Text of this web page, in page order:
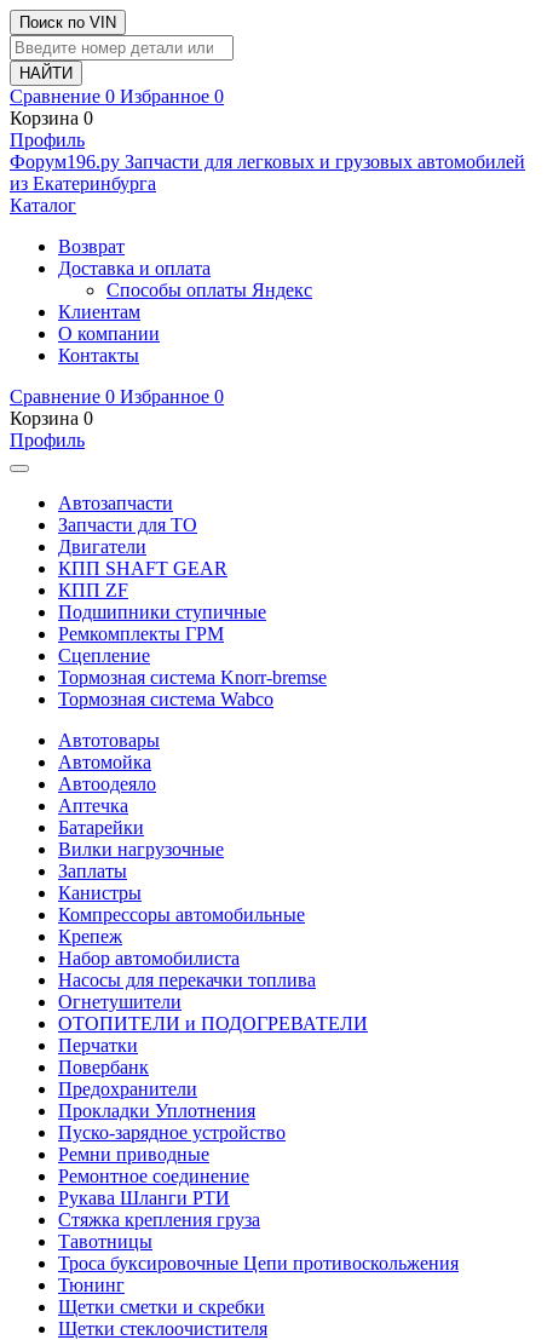
Поиск по VIN
Сравнение 0 Избранное 0
Корзина 0
Профиль
Фoрум196.ру Запчасти для легковых и грузовых автомобилей
из Екатеринбурга
Каталог
Возврат
Доставка и оплата
Способы оплаты Яндекс
Клиентам
О компании
Контакты
Сравнение 0 Избранное 0
Корзина 0
Профиль
Автозапчасти
Запчасти для ТО
Двигатели
КПП SHAFT GEAR
КПП ZF
Подшипники ступичные
Ремкомплекты ГРМ
Сцепление
Тормозная система Knorr-bremse
Тормозная система Wabco
Автотовары
Автомойка
Автоодеяло
Аптечка
Батарейки
Вилки нагрузочные
Заплаты
Канистры
Компрессоры автомобильные
Крепеж
Набор автомобилиста
Насосы для перекачки топлива
Огнетушители
ОТОПИТЕЛИ и ПОДОГРЕВАТЕЛИ
Перчатки
Повербанк
Предохранители
Прокладки Уплотнения
Пуско-зарядное устройство
Ремни приводные
Ремонтное соединение
Рукава Шланги РТИ
Стяжка крепления груза
Тавотницы
Троса буксировочные Цепи противоскольжения
Тюнинг
Щетки сметки и скребки
Щетки стеклоочистителя